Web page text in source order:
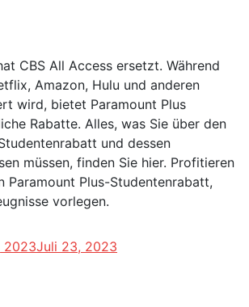
CBS All Access ersetzt. Während
Amazon, Hulu und anderen
wird, bietet Paramount Plus
Rabatte. Alles, was Sie über den
und dessen
müssen, finden Sie hier. Profitieren
Paramount Plus-Studentenrabatt,
vorlegen.
2023Juli 23, 2023